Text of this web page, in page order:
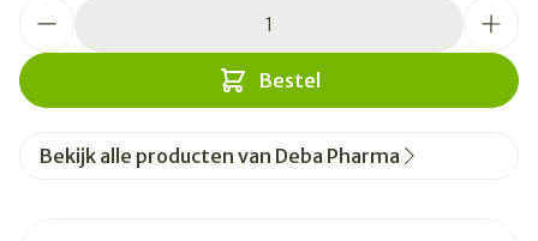
Bestel
Bekijk alle producten van Deba Pharma